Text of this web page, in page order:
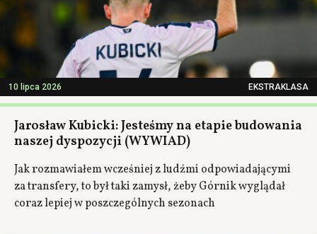
10 lipca 2026 EKSTRAKLASA
Jarosław Kubicki: Jesteśmy na etapie budowania
naszej dyspozycji (WYWIAD)
Jak rozmawiałem wcześniej z ludźmi odpowiadającymi
za transfery, to był taki zamysł, żeby Górnik wyglądał
coraz lepiej w poszczególnych sezonach